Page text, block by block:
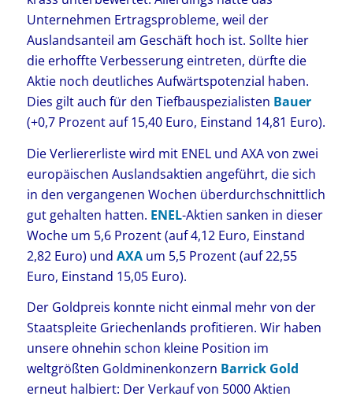
Unternehmen Ertragsprobleme, weil der
Auslandsanteil am Geschäft hoch ist. Sollte hier
die erhoffte Verbesserung eintreten, dürfte die
Aktie noch deutliches Aufwärtspotenzial haben.
Dies gilt auch für den Tiefbauspezialisten Bauer
(+0,7 Prozent auf 15,40 Euro, Einstand 14,81 Euro).
Die Verliererliste wird mit ENEL und AXA von zwei
europäischen Auslandsaktien angeführt, die sich
in den vergangenen Wochen überdurchschnittlich
gut gehalten hatten. ENEL-Aktien sanken in dieser
Woche um 5,6 Prozent (auf 4,12 Euro, Einstand
2,82 Euro) und AXAum 5,5 Prozent (auf 22,55
Euro, Einstand 15,05 Euro).
Der Goldpreis konnte nicht einmal mehr von der
Staatspleite Griechenlands profitieren. Wir haben
unsere ohnehin schon kleine Position im
weltgrößten Goldminenkonzern Barrick Gold
erneut halbiert: Der Verkauf von 5000 Aktien